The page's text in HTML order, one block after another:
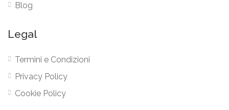
Blog
Legal
Termini e Condizioni
Privacy Policy
Cookie Policy